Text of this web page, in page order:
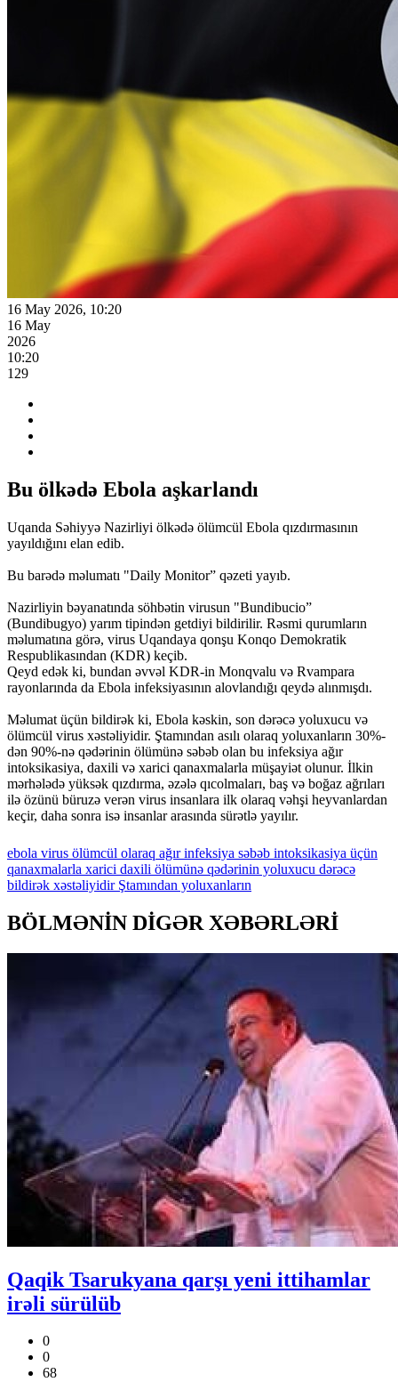
16 May 2026, 10:20
16 May
2026
10:20
129
Bu ölkədə Ebola aşkarlandı
Uqanda Səhiyyə Nazirliyi ölkədə ölümcül Ebola qızdırmasının
yayıldığını elan edib.
Bu barədə məlumatı "Daily Monitor” qəzeti yayıb.
Nazirliyin bəyanatında söhbətin virusun "Bundibucio”
(Bundibugyo) yarım tipindən getdiyi bildirilir. Rəsmi qurumların
məlumatına görə, virus Uqandaya qonşu Konqo Demokratik
Respublikasından (KDR) keçib.
Qeyd edək ki, bundan əvvəl KDR-in Monqvalu və Rvampara
rayonlarında da Ebola infeksiyasının alovlandığı qeydə alınmışdı.
Məlumat üçün bildirək ki, Ebola kəskin, son dərəcə yoluxucu və
ölümcül virus xəstəliyidir. Ştamından asılı olaraq yoluxanların 30%-
dən 90%-nə qədərinin ölümünə səbəb olan bu infeksiya ağır
intoksikasiya, daxili və xarici qanaxmalarla müşayiət olunur. İlkin
mərhələdə yüksək qızdırma, əzələ qıcolmaları, baş və boğaz ağrıları
ilə özünü büruzə verən virus insanlara ilk olaraq vəhşi heyvanlardan
keçir, daha sonra isə insanlar arasında sürətlə yayılır.
ebola virus ölümcül olaraq ağırinfeksiya səbəb intoksikasiya üçün
qanaxmalarla xarici daxili ölümünə qədərinin yoluxucu dərəcə
bildirək xəstəliyidirŞtamından yoluxanların
BÖLMƏNİN DİGƏR XƏBƏRLƏRİ
Qaqik Tsarukyana qarşı yeni ittihamlar
irəli sürülüb
0
0
68